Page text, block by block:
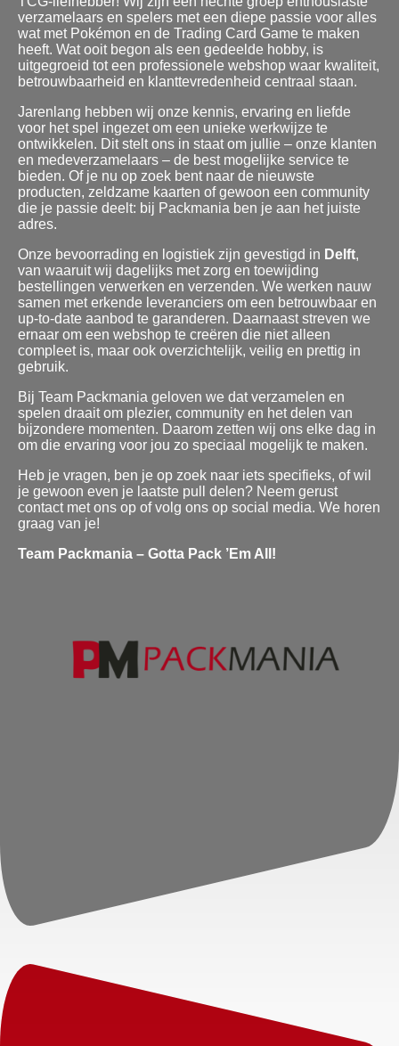
verzamelaars en spelers met een diepe passie voor alles
wat met Pokémon en de Trading Card Game te maken
heeft. Wat ooit begon als een gedeelde hobby, is
uitgegroeid tot een professionele webshop waar kwaliteit,
betrouwbaarheid en klanttevredenheid centraal staan.
Jarenlang hebben wij onze kennis, ervaring en liefde
voor het spel ingezet om een unieke werkwijze te
ontwikkelen. Dit stelt ons in staat om jullie – onze klanten
en medeverzamelaars – de best mogelijke service te
bieden. Of je nu op zoek bent naar de nieuwste
producten, zeldzame kaarten of gewoon een community
die je passie deelt: bij Packmania ben je aan het juiste
adres.
Onze bevoorrading en logistiek zijn gevestigd in Delft,
van waaruit wij dagelijks met zorg en toewijding
bestellingen verwerken en verzenden. We werken nauw
samen met erkende leveranciers om een betrouwbaar en
up-to-date aanbod te garanderen. Daarnaast streven we
ernaar om een webshop te creëren die niet alleen
compleet is, maar ook overzichtelijk, veilig en prettig in
gebruik.
Bij Team Packmania geloven we dat verzamelen en
spelen draait om plezier, community en het delen van
bijzondere momenten. Daarom zetten wij ons elke dag in
om die ervaring voor jou zo speciaal mogelijk te maken.
Heb je vragen, ben je op zoek naar iets specifieks, of wil
je gewoon even je laatste pull delen? Neem gerust
contact met ons op of volg ons op social media. We horen
graag van je!
Team Packmania – Gotta Pack ’Em All!